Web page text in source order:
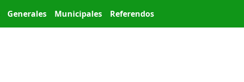
Generales Municipales Referendos